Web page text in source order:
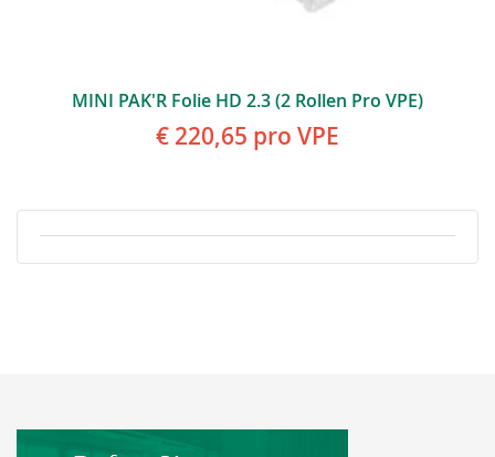
MINI PAK'R Folie HD 2.3 (2 Rollen Pro VPE)
€ 220,65 pro VPE